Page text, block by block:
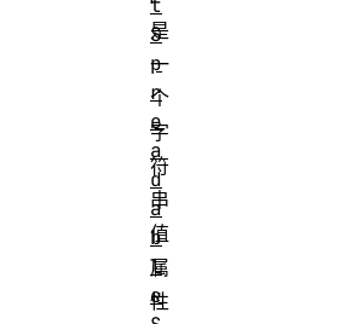
是
一
个
字
符
串
值
属
性
S
p
r
e
a
d
a
b
l
e